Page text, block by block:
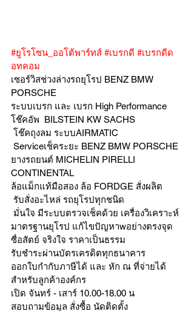
#ยูโรโซน_ออโต้พาร์ทส์ #เบรกดี #เบรกดีด
อทคอม
เซอร์วิสช่วงล่างรถยุโรป BENZ BMW
PORSCHE
ระบบเบรก และ เบรก High Performance
โช๊คอัพ  BILSTEIN KW SACHS
โช๊คถุงลม ระบบAIRMATIC
Serviceเช็คระยะ BENZ BMW PORSCHE
ยางรถยนต์ MICHELIN PIRELLI
CONTINENTAL
ล้อแม็กแท้มือสอง ล้อ FORDGE สั่งผลิต
รับสั่งอะไหล่ รถยุโรปทุกชนิด
มาตรฐานยุโรป แก้ไขปัญหาwอย่างตรงจุด
ซื่อสัตย์ จริงใจ ราคาเป็นธรรม
รับชำระผ่านบัตรเครดิตทุกธนาคาร
ออกใบกำกับภาษีได้ และ หัก ณ ที่จ่ายได้
สำหรับลูกค้าองค์กร
เปิด จันทร์ - เสาร์ 10.00-18.00 น
สอบถามข้อมูล สั่งซื้อ นัดติดตั้ง